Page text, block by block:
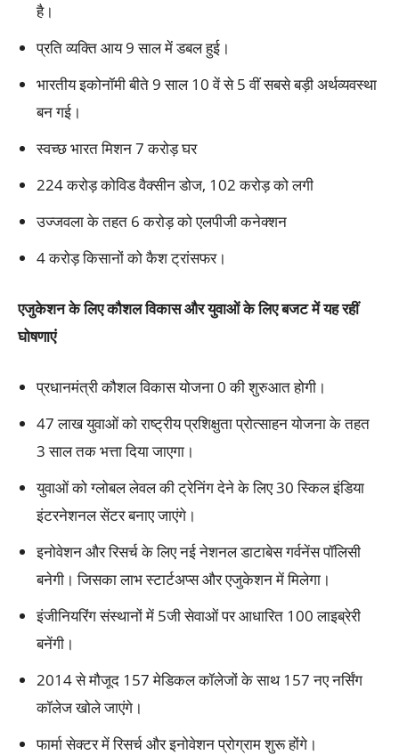
है।
प्रति व्यक्ति आय 9 साल में डबल हुई।
भारतीय इकोनॉमी बीते 9 साल 10 वें से 5 वीं सबसे बड़ी अर्थव्यवस्था
बन गई।
स्वच्छ भारत मिशन 7 करोड़ घर
224 करोड़ कोविड वैक्सीन डोज, 102 करोड़ को लगी
उज्जवला के तहत 6 करोड़ को एलपीजी कनेक्शन
4 करोड़ किसानों को कैश ट्रांसफर।
एजुकेशन के लिए कौशल विकास और युवाओं के लिए बजट में यह रहीं
घोषणाएं
प्रधानमंत्री कौशल विकास योजना 0 की शुरुआत होगी।
47 लाख युवाओं को राष्ट्रीय प्रशिक्षुता प्रोत्साहन योजना के तहत
3 साल तक भत्ता दिया जाएगा।
युवाओं को ग्लोबल लेवल की ट्रेनिंग देने के लिए 30 स्किल इंडिया
इंटरनेशनल सेंटर बनाए जाएंगे।
इनोवेशन और रिसर्च के लिए नई नेशनल डाटाबेस गर्वनेंस पॉलिसी
बनेगी। जिसका लाभ स्टार्टअप्स और एजुकेशन में मिलेगा।
इंजीनियरिंग संस्थानों में 5जी सेवाओं पर आधारित 100 लाइब्रेरी
बनेंगी।
2014 से मौजूद 157 मेडिकल कॉलेजों के साथ 157 नए नर्सिंग
कॉलेज खोले जाएंगे।
फार्मा सेक्टर में रिसर्च और इनोवेशन प्रोग्राम शुरू होंगे।